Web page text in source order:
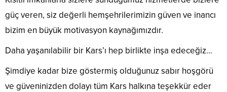
güç veren, siz değerli hemşehrilerimizin güven ve inancı
bizim en büyük motivasyon kaynağımızdır.
Daha yaşanılabilir bir Kars’ı hep birlikte inşa edeceğiz…
Şimdiye kadar bize göstermiş olduğunuz sabır hoşgörü
ve güveninizden dolayı tüm Kars halkına teşekkür eder